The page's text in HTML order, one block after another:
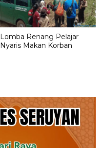
Lomba Renang Pelajar
Nyaris Makan Korban